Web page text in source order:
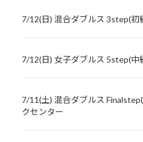
7/12(日) 混合ダブルス 3step(
7/12(日) 女子ダブルス 5step(
7/11(土) 混合ダブルス
クセンター